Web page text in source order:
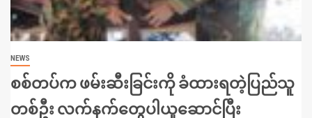
NEWS
စစ်တပ်က ဖမ်းဆီးခြင်းကို ခံထားရတဲ့ပြည်သူ
တစ်ဦး လက်နက်တွေပါယူဆောင်ပြီး